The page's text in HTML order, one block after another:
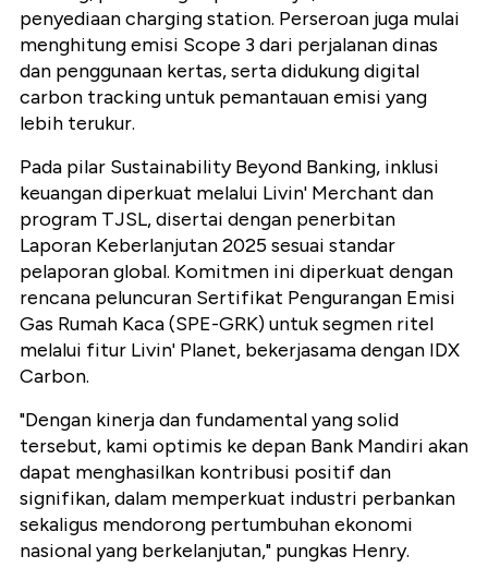
penyediaan charging station. Perseroan juga mulai
menghitung emisi Scope 3 dari perjalanan dinas
dan penggunaan kertas, serta didukung digital
carbon tracking untuk pemantauan emisi yang
lebih terukur.
Pada pilar Sustainability Beyond Banking, inklusi
keuangan diperkuat melalui Livin' Merchant dan
program TJSL, disertai dengan penerbitan
Laporan Keberlanjutan 2025 sesuai standar
pelaporan global. Komitmen ini diperkuat dengan
rencana peluncuran Sertifikat Pengurangan Emisi
Gas Rumah Kaca (SPE-GRK) untuk segmen ritel
melalui fitur Livin' Planet, bekerjasama dengan IDX
Carbon.
"Dengan kinerja dan fundamental yang solid
tersebut, kami optimis ke depan Bank Mandiri akan
dapat menghasilkan kontribusi positif dan
signifikan, dalam memperkuat industri perbankan
sekaligus mendorong pertumbuhan ekonomi
nasional yang berkelanjutan," pungkas Henry.